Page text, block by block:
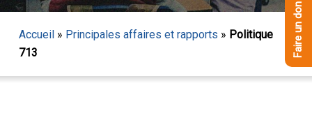
Accueil» Principales affaires et rapports » Politique
713
Faire un don